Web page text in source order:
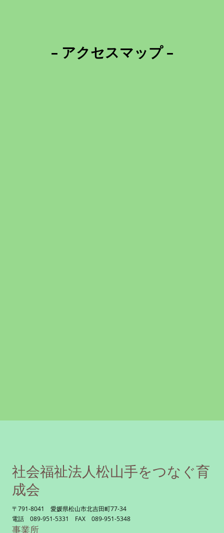
– アクセスマップ –
社会福祉法人松山手をつなぐ育
成会
〒791-8041 愛媛県松山市北吉田町77-34
電話 089-951-5331 FAX 089-951-5348
事業所